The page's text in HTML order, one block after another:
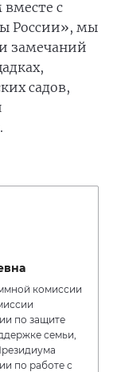
с
России», мы
замечаний
садов,
комиссии
по защите
семьи,
по работе с